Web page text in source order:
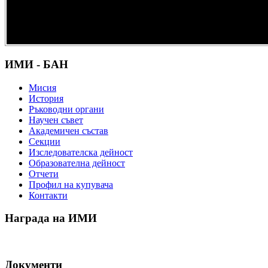
наследство” -
DiPP2017
ИМИ - БАН
Мисия
История
Ръководни органи
Научен съвет
Академичен състав
Секции
Изследователска дейност
Образователна дейност
Отчети
Профил на купувача
Контакти
Награда на ИМИ
Документи